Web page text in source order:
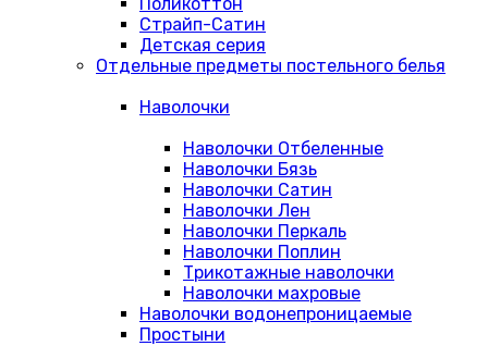
Страйп-Сатин
Детская серия
Отдельные предметы постельного белья
Наволочки
Наволочки Отбеленные
Наволочки Бязь
Наволочки Сатин
Наволочки Лен
Наволочки Перкаль
Наволочки Поплин
Трикотажные наволочки
Наволочки махровые
Наволочки водонепроницаемые
Простыни